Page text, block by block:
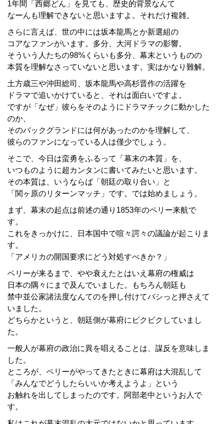
1年間「西郷どん」を見ても、歴史的背景なんて
なーんも理解できないと思いますよ。それだけ複雑。
さらに言えば、世の中には坂本龍馬とか新選組の
コアなファンがいます。多分、大河ドラマの影響。
そういう人たちの98%くらいも多分、幕末というものの
本質を理解なさっていないと思います。実はかなり難解。
土方歳三や沖田総司、坂本龍馬や高杉晋作の活躍を
ドラマで追いかけていると、それは面白いですよ。
ですが「なぜ」彼らをそのようにドラマチックに動かした
のか、
そのバックグランドには何があったのかを理解して、
彼らのファンになっている人は僅少でしょう。
そこで、今日は蛮勇をふるって「幕末の本質」を、
いつものように超カンタンに書いてみたいと思います。
その本質は、いうならば「朝廷の取り合い」と
「関ヶ原のリターンマッチ」です。では始めましょう。
まず、幕末の起点は前述の通り1853年のペリー来航で
す。
これをきっかけに、日本国中で喧々諤々の議論が起こりま
す。
「アメリカの開国要求にどう対処すべきか？」
ペリーが来るまで、やや衰えたとはいえ幕府の権威は
日本の隅々にまで及んでいました。もちろん朝廷も
禁中並公家諸法度なんてのを押し付けてバシっと押さえて
いました。
どちらかというと、朝廷側が幕府にビクビクしていまし
た。
一般人が幕府の政治に異を唱えることは、謀反を意味しま
した。
ところが、ペリーがやってきたときに幕府は大混乱して
「みんなでどうしたらいいか考えようよ」という
お触れを出してしまったのです。阿部老中というお人で
す。